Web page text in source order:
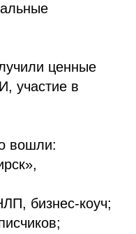
ценные
участие в
вошли:
бизнес-коуч;